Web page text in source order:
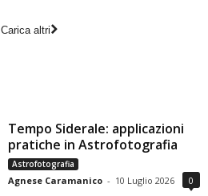
Carica altri
Tempo Siderale: applicazioni
pratiche in Astrofotografia
Astrofotografia
Agnese Caramanico - 10 Luglio 2026 0